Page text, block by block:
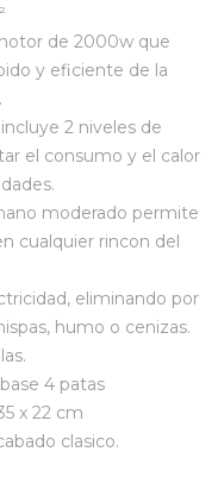
de 2000w que
y eficiente de la
2 niveles de
el consumo y el calor
moderado permite
cualquier rincon del
eliminando por
humo o cenizas.
4 patas
x 22 cm
clasico.